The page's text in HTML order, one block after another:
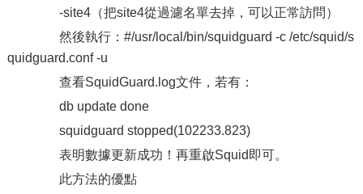
-site4（把site4從過濾名單去掉，可以正常訪問）
然後執行：#/usr/local/bin/squidguard -c /etc/squid/s
quidguard.conf -u
查看SquidGuard.log文件，若有：
db update done
squidguard stopped(102233.823)
表明數據更新成功！再重啟Squid即可。
此方法的優點